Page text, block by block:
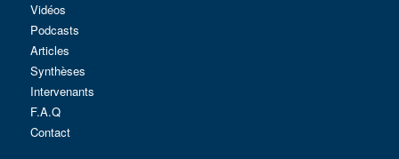
Vidéos
Podcasts
Articles
Synthèses
Intervenants
F.A.Q
Contact